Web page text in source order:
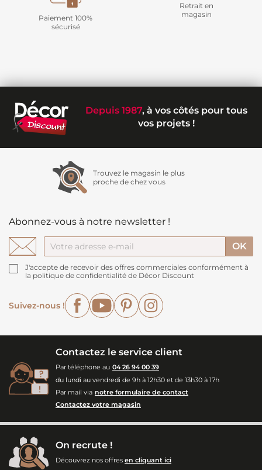
Paiement 100%
sécurisé
Retrait en
magasin
Depuis 1987, à vos côtés pour tous
vos projets !
Trouvez le magasin le plus
proche de chez vous
Abonnez-vous à notre newsletter !
J'accepte de recevoir des offres commerciales conformément à
la politique de confidentialité de Décor Discount
Suivez-nous !
FacebookYouTubePinterest
Contactez le service client
Par téléphone au 04 26 94 00 39
du lundi au vendredi de 9h à 12h30 et de 13h30 à 17h
Par mail via notre formulaire de contact
Contactez votre magasin
On recrute !
Découvrez nos offres en cliquant ici